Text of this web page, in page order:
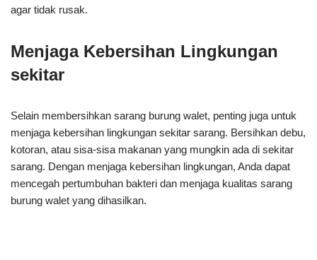
agar tidak rusak.
Menjaga Kebersihan Lingkungan
sekitar
Selain membersihkan sarang burung walet, penting juga untuk
menjaga kebersihan lingkungan sekitar sarang. Bersihkan debu,
kotoran, atau sisa-sisa makanan yang mungkin ada di sekitar
sarang. Dengan menjaga kebersihan lingkungan, Anda dapat
mencegah pertumbuhan bakteri dan menjaga kualitas sarang
burung walet yang dihasilkan.